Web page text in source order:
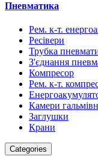
Пневматика
Рем. к-т.
Ресівери
Трубка
З'єднання
Компресор
Рем. к-т.
Камери
Заглушки
Крани
Categories